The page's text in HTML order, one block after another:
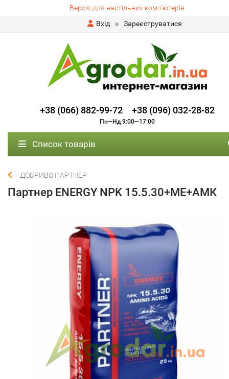
Версія для настільних комп'ютерів
Вхід
Зареєструватися
+38 (066) 882-99-72 +38 (096) 032-28-82
Пн—Нд 9:00—17:00
Список товарів
ДОБРИВО ПАРТНЕР
Партнер ENERGY NPK 15.5.30+ME+АМК